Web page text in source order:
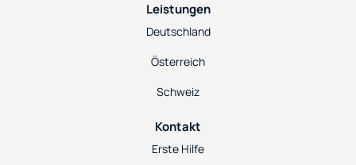
Leistungen
Deutschland
Österreich
Schweiz
Kontakt
Erste Hilfe